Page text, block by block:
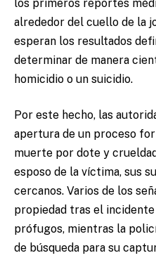
los primeros reportes
alrededor del cuello de la
esperan los resultados
determinar de manera
homicidio o un suicidio.
Por este hecho, las
apertura de un proceso
muerte por dote y
esposo de la víctima, sus
cercanos. Varios de los
propiedad tras el
prófugos, mientras la
de búsqueda para su